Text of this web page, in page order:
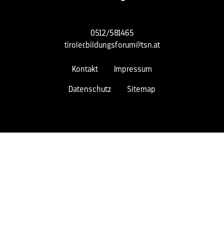
0512/581465
tiroler.bildungsforum@tsn.at
Kontakt Impressum
Datenschutz Sitemap